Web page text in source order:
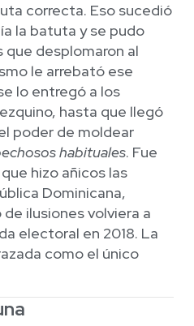
correcta. Eso sucedió
la batuta y se pudo
que desplomaron al
le arrebató ese
lo entregó a los
hasta que llegó
poder de moldear
habituales. Fue
hizo añicos las
Dominicana,
ilusiones volviera a
electoral en 2018. La
como el único